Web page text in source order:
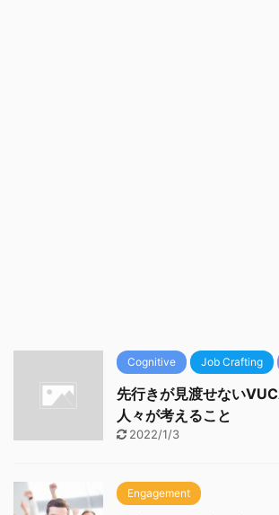
Cognitive Job Crafting
先行きが見渡せない
人々が考えること
2022/1/3
Engagement